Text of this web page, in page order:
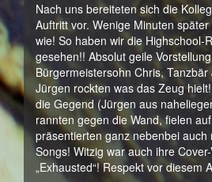
Nach uns bereiteten sich die
Auftritt vor. Wenige Minuten
wie! So haben wir die Highschool-
gesehen!! Absolut geile
Bürgermeistersohn Chris,
Jürgen rockten was das Zeug
die Gegend (Jürgen aus
rannten gegen die Wand, fielen
präsentierten ganz nebenbei
Songs! Witzig war auch ihre
„Exhausted“! Respekt vor diesem